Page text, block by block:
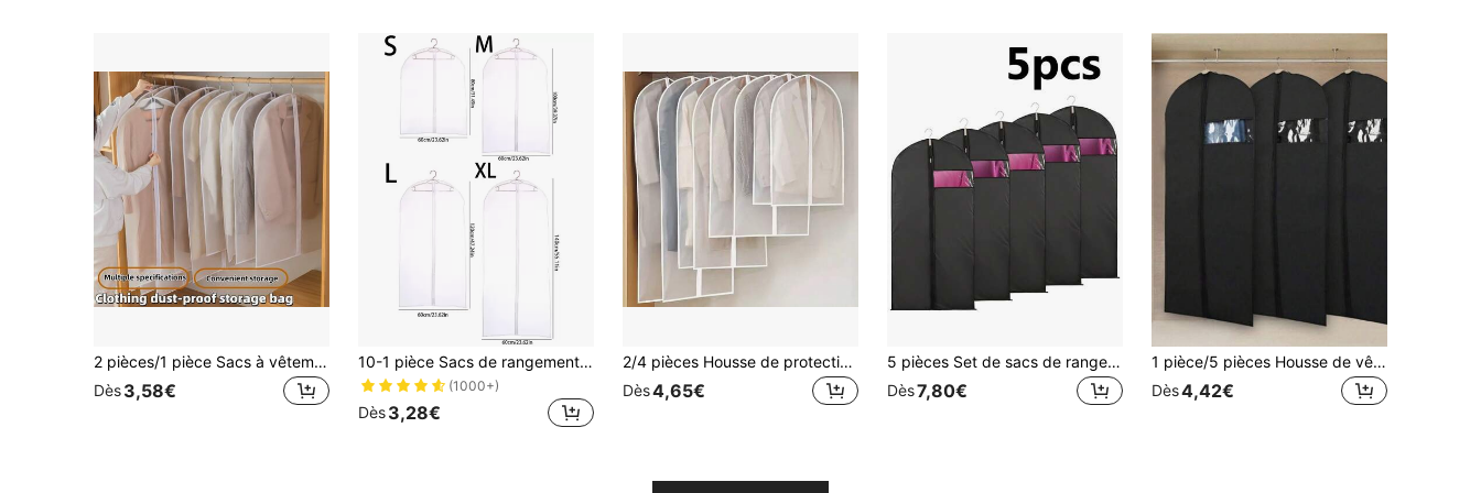
2 pièces/1 pièce Sacs à vêtements transparents, housses de protection contre la poussière respirantes en PEVA avec fermeture éclair complète, pour le rangement dans la penderie, housse anti-poussière pour vêtements, sac à poussière pour manteau suspendu, sac à vêtements transparent suspendu, housse anti-poussière pour costume, sac de rangement anti-poussière pour vêtements, housse anti-poussière transparente suspendue pour costume
Dès3,58€
10-1 pièce Sacs de rangement pour vêtements, sacs de protection en plastique contre la poussière pour suspendre les vêtements, les robes, les costumes, avec fermeture éclair
(1000+)
Dès3,28€
2/4 pièces Housse de protection anti-poussière pour vêtements avec fermeture éclair semi-transparente, protecteur de manteau/costume, sac de rangement imperméable pour vêtements, convient pour la maison, la chambre, l'école, le dortoir, le rangement dans l'armoire, housse anti-poussière pour vêtements, sac de rangement pour vêtements
Dès4,65€
5 pièces Set de sacs de rangement anti-poussière avec fenêtre pour vêtements. Sacs de protection pour les chemises, costumes, robes, manteaux. Sacs de protection pour vêtements portables pour la chambre, le placard, le dortoir, la décoration de la maison. Décoration de festival, décoration de chambre, décoration de maison, décoration de lit, robe, pantalon, chaussures, jean, botte, jupe, t-shirt blanc pour femme, pantalon noir pour femme, vêtements d'hiver pour femmes, robe
Dès7,80€
1 pièce/5 pièces Housse de vêtement en PEVA épaissi, sac de rangement suspendu 3D givré semi-transparent avec fermeture éclair; imperméable, anti-humidité, anti-poussière, convient pour ranger les manteaux, les costumes, les doudounes, les robes, pour le porte-vêtements du salon, l'armoire de la chambre, protège la confidentialité des vêtements, décoration de chambre, rentrée scolaire
Dès4,42€